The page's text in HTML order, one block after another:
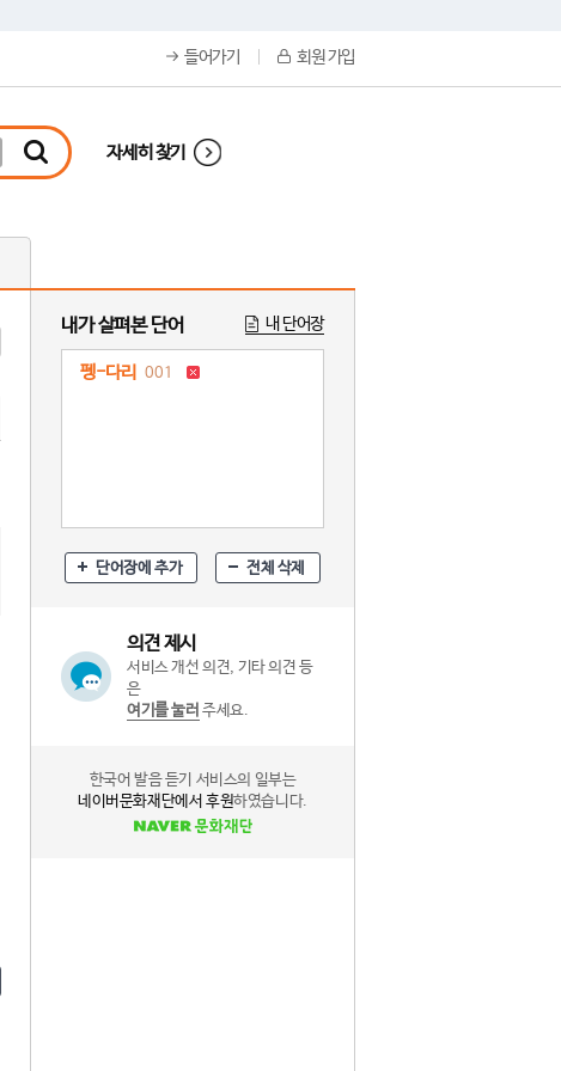
들어가기 회원 가입
자세히 찾기
내가 살펴본 단어 내 단어장
펭-다리 001
단어장에 추가 전체 삭제
의견 제시
서비스 개선 의견, 기타 의견 등
은
여기를 눌러 주세요.
한국어 발음 듣기 서비스의 일부는
네이버문화재단에서 후원하였습니다.